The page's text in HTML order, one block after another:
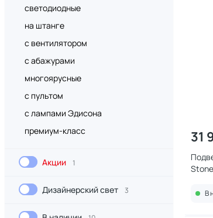
светодиодные
на штанге
с вентилятором
с абажурами
многоярусные
с пультом
с лампами Эдисона
премиум-класс
Акции 1
Дизайнерский свет 3
31
В